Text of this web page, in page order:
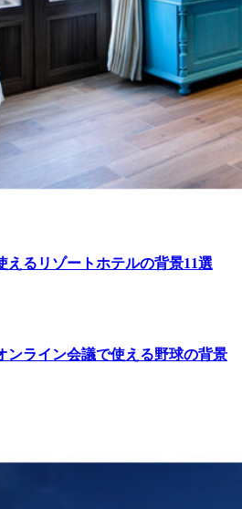
えるリゾートホテルの背景11選
ンライン会議で使える野球の背景